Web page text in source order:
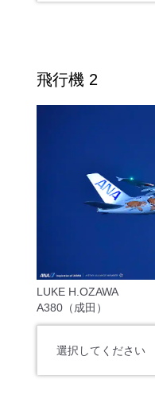
飛行機 2
LUKE H.OZAWA
A380（成田）
選択してください